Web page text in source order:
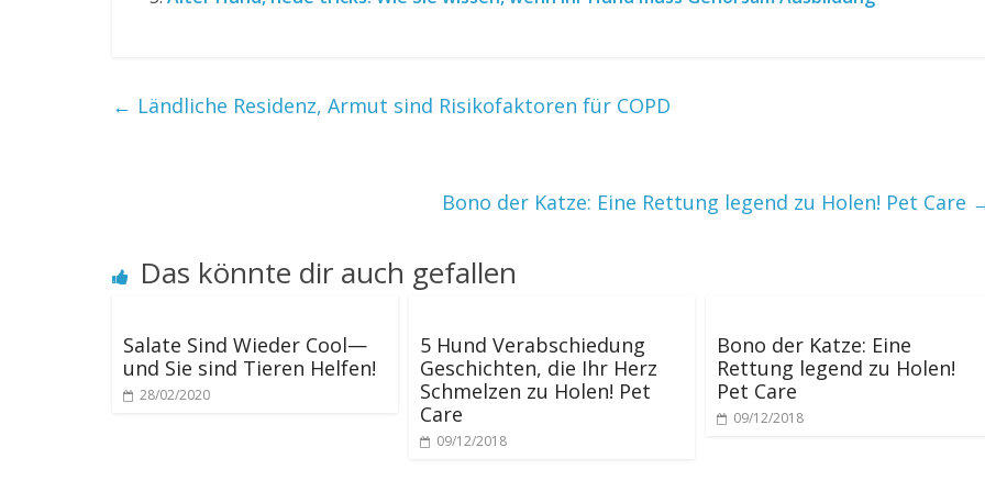
← Ländliche Residenz, Armut sind Risikofaktoren für COPD
Bono der Katze: Eine Rettung legend zu Holen! Pet Care
Das könnte dir auch gefallen
Salate Sind Wieder Cool—
und Sie sind Tieren Helfen!
28/02/2020
5 Hund Verabschiedung
Geschichten, die Ihr Herz
Schmelzen zu Holen! Pet
Care
09/12/2018
Bono der Katze: Eine
Rettung legend zu Holen!
Pet Care
09/12/2018